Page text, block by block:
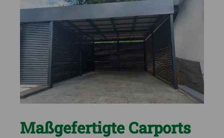
Maßgefertigte Carports